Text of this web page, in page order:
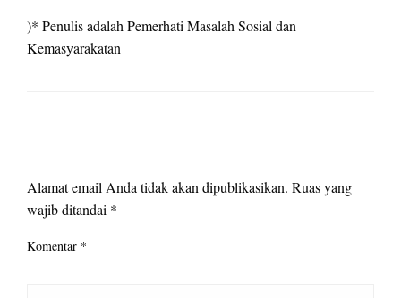
)* Penulis adalah Pemerhati Masalah Sosial dan
Kemasyarakatan
Alamat email Anda tidak akan dipublikasikan. Ruas yang
wajib ditandai *
Komentar *